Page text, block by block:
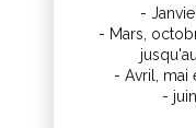
-
- Mars,
- Avril, mai
-